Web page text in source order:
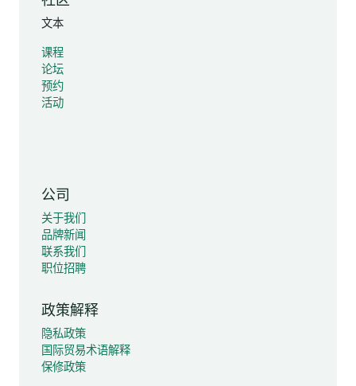
文本
课程
论坛
预约
活动
公司
关于我们
品牌新闻
联系我们
职位招聘
政策解释
隐私政策
国际贸易术语解释
保修政策